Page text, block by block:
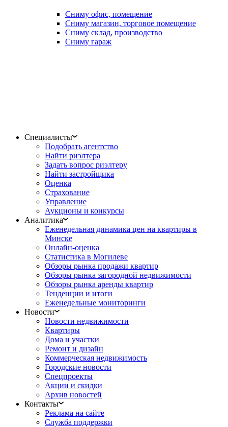
Сниму офис, помещение
Сниму магазин, торговое помещение
Сниму склад, производство
Сниму гараж
Специалисты
Подобрать агентство
Найти риэлтера
Задать вопрос риэлтеру
Найти застройщика
Оценка
Страхование
Управление
Аукционы и конкурсы
Аналитика
Еженедельная динамика цен на квартиры в
Минске
Онлайн-оценка
Статистика в Могилеве
Обзоры рынка продажи квартир
Обзоры рынка загородной недвижимости
Обзоры рынка аренды квартир
Тенденции и итоги
Еженедельные мониторинги
Новости
Новости недвижимости
Квартиры
Дома и участки
Ремонт и дизайн
Коммерческая недвижимость
Городские новости
Спецпроекты
Акции и скидки
Архив новостей
Контакты
Реклама на сайте
Служба поддержки